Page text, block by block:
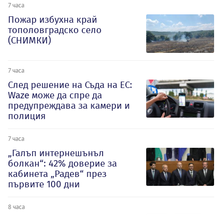
7 часа
Пожар избухна край
тополовградско село
(СНИМКИ)
7 часа
След решение на Съда на ЕС:
Waze може да спре да
предупреждава за камери и
полиция
7 часа
„Галъп интернешънъл
болкан“: 42% доверие за
кабинета „Радев“ през
първите 100 дни
8 часа